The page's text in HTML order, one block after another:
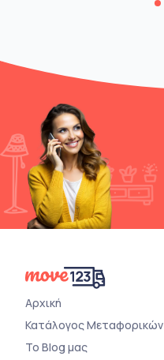
Αρχική
Κατάλογος Μεταφορικών
Το Blog μας